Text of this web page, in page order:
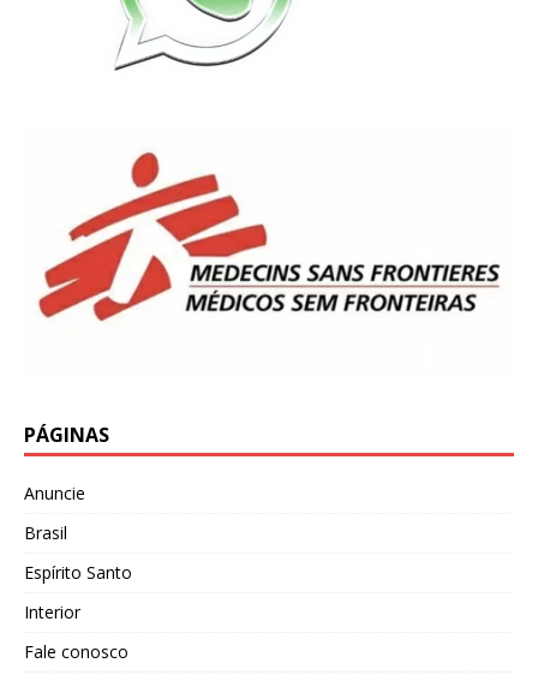
PÁGINAS
Anuncie
Brasil
Espírito Santo
Interior
Fale conosco